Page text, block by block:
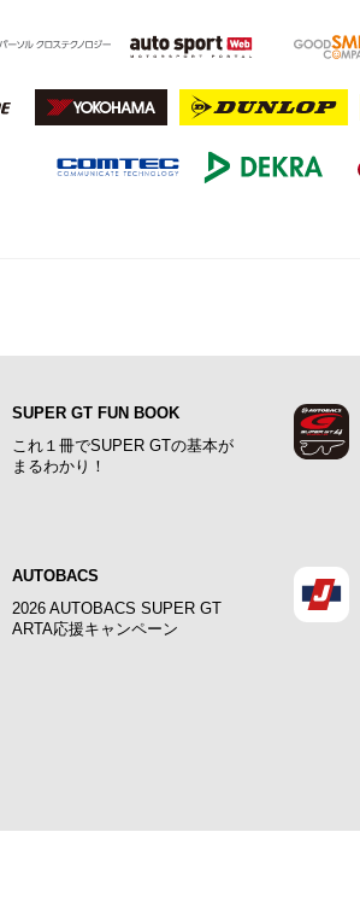
SUPER GT FUN BOOK
これ１冊でSUPER GTの基本が
まるわかり！
AUTOBACS
2026 AUTOBACS SUPER GT
ARTA応援キャンペーン